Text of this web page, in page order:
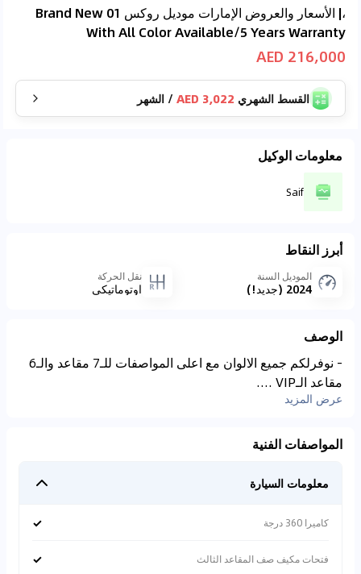
،| الأسعار والعروض الإمارات موديل روكس 01 Brand New
With All Color Available/5 Years Warranty
216,000 AED
القسط الشهري 3,022 AED
/ الشهر
معلومات الوكيل
Saif
أبرز النقاط
الموديل السنة
2024 (جديد!)
نقل الحركة
اوتوماتيكي
الوصف
- نوفرلكم جميع الالوان مع اعلى المواصفات للـ7 مقاعد والـ6
مقاعد الـVIP ....
عرض المزيد
المواصفات الفنية
معلومات السيارة
كاميرا 360 درجة ✓
فتحات مكيف صف المقاعد الثالث ✓